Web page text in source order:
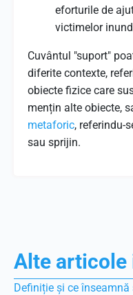
eforturile de
victimelor
Cuvântul "suport"
diferite contexte,
obiecte fizice care
mențin alte obiecte,
metaforic, referindu-
sau sprijin.
Alte articole
Definiție și ce înseamnă